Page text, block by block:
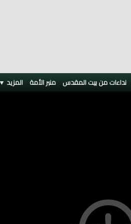
نداءات من بيت المقدس منبر الأمة المزيد ▼